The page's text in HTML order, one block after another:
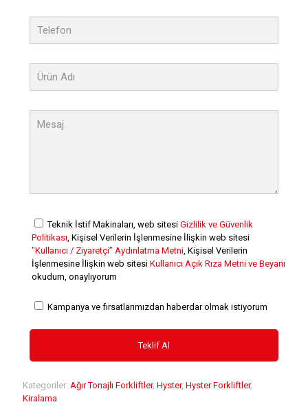
Teknik İstif Makinaları, web sitesi Gizlilik ve Güvenlik
Politikası, Kişisel Verilerin İşlenmesine İlişkin web sitesi
"Kullanıcı / Ziyaretçi” Aydınlatma Metni, Kişisel Verilerin
İşlenmesine İlişkin web sitesi Kullanıcı Açık Rıza Metni ve Beyanı
okudum, onaylıyorum
Kampanya ve fırsatlarımızdan haberdar olmak istiyorum
Kategoriler: Ağır Tonajlı Forkliftler, Hyster, Hyster Forkliftler,
Kiralama